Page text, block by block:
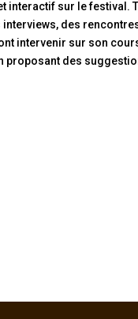
interactif sur le festival.
des
intervenir sur son
des